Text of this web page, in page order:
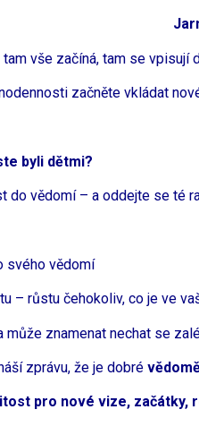
vše začíná, tam se vpisují
začněte vkládat
byli dětmi?
do vědomí – a oddejte se té
svého vědomí
– růstu čehokoliv, co je ve
může znamenat nechat se
zprávu, že je dobré
pro nové vize, začátky,